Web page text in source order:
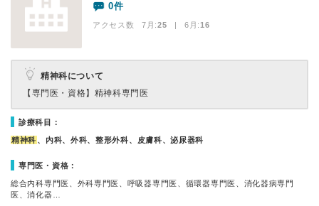
0件
アクセス数 7月:25 | 6月:16
精神科について
【専門医・資格】 精神科専門医
診療科目：
精神科 、内科、外科、整形外科、皮膚科、泌尿器科
専門医・資格：
総合内科専門医、外科専門医、呼吸器専門医、循環器専門医、消化器病専門
医、消化器…